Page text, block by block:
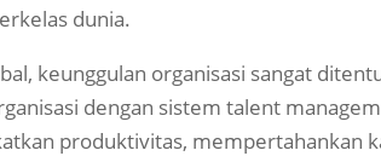
dunia.
keunggulan organisasi sangat
dengan sistem talent
produktivitas, mempertahankan